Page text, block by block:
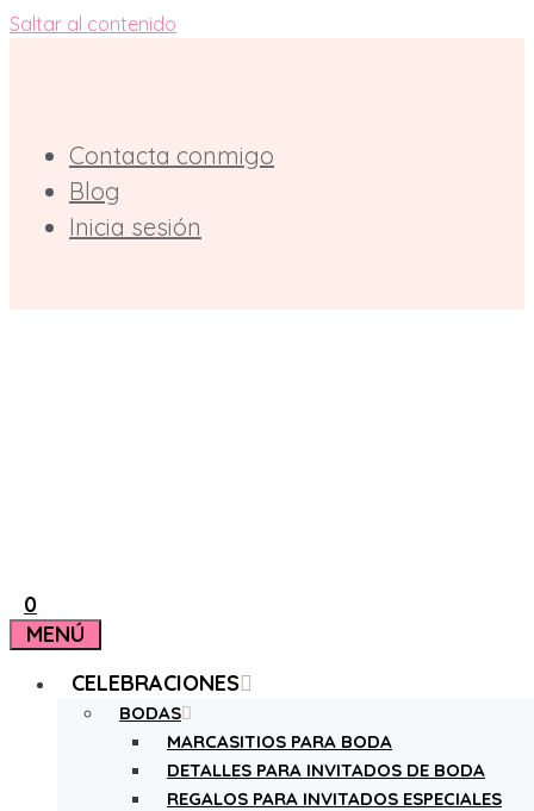
Saltar al contenido
Contacta conmigo
Blog
Inicia sesión
0
MENÚ
CELEBRACIONES
BODAS
MARCASITIOS PARA BODA
DETALLES PARA INVITADOS DE BODA
REGALOS PARA INVITADOS ESPECIALES